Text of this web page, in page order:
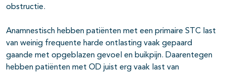
obstructie.
Anamnestisch hebben patiënten met een primaire STC last
van weinig frequente harde ontlasting vaak gepaard
gaande met opgeblazen gevoel en buikpijn. Daarentegen
hebben patiënten met OD juist erg vaak last van